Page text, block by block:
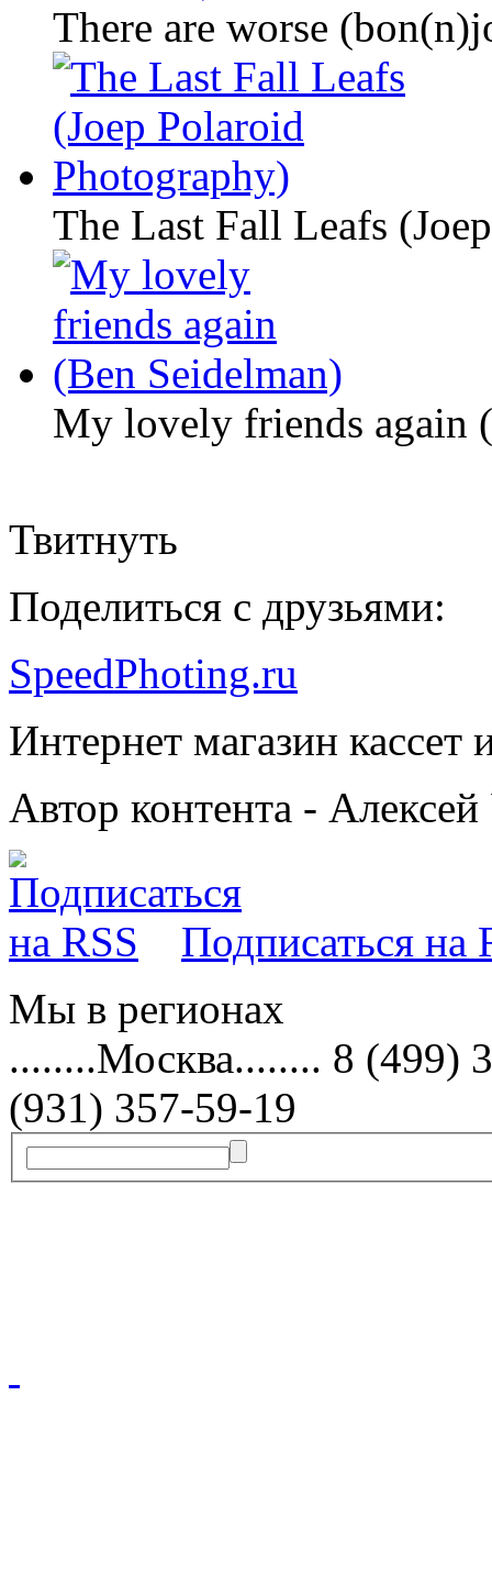
There are worse
The Last Fall Leafs
My lovely friends again
Твитнуть
Поделиться с друзьями:
SpeedPhoting.ru
Интернет магазин кассет
Автор контента - Алексей
Подписаться на
Мы в регионах
........Москва........ 8 (499)
(931) 357-59-19